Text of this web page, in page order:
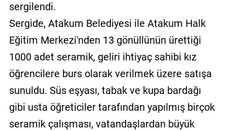
sergilendi.
Sergide, Atakum Belediyesi ile Atakum Halk
Eğitim Merkezi'nden 13 gönüllünün ürettiği
1000 adet seramik, geliri ihtiyaç sahibi kız
öğrencilere burs olarak verilmek üzere satışa
sunuldu. Süs eşyası, tabak ve kupa bardağı
gibi usta öğreticiler tarafından yapılmış birçok
seramik çalışması, vatandaşlardan büyük